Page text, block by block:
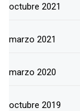
octubre 2021
marzo 2021
marzo 2020
octubre 2019